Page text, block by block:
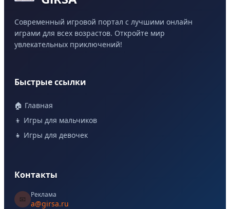
Современный игровой портал с лучшими онлайн
играми для всех возрастов. Откройте мир
увлекательных приключений!
Быстрые ссылки
🏠 Главная
👦 Игры для мальчиков
👧 Игры для девочек
Контакты
📧
Реклама
a@girsa.ru